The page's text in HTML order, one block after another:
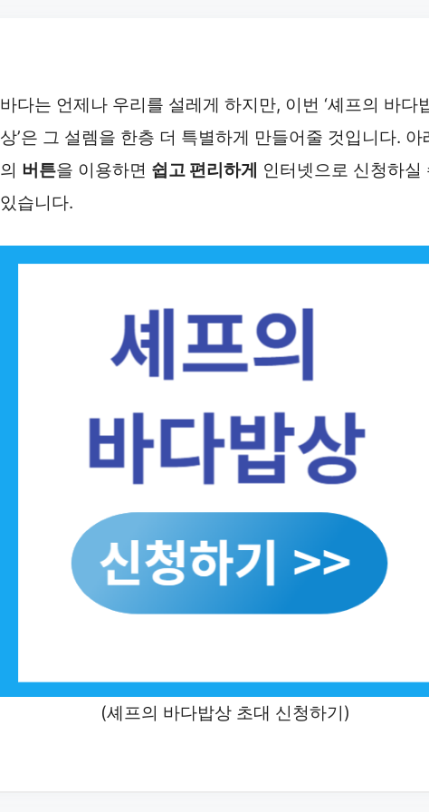
바다는 언제나 우리를 설레게 하지만, 이번 ‘셰프의 바다
상’은 그 설렘을 한층 더 특별하게 만들어줄 것입니다. 아
의 버튼을 이용하면 쉽고 편리하게 인터넷으로 신청하실
있습니다.
(셰프의 바다밥상 초대 신청하기)